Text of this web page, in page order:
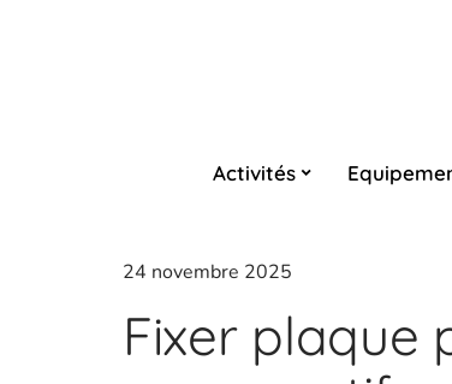
Activités
24 novembre 2025
Fixer plaque